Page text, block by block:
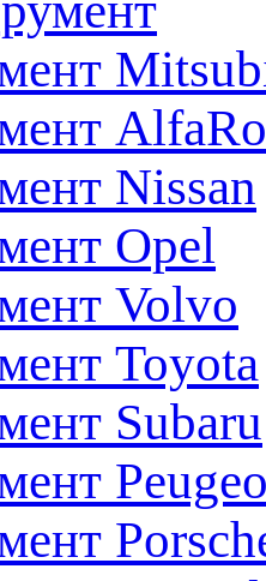
Nissan
Opel
Volvo
Toyota
Subaru